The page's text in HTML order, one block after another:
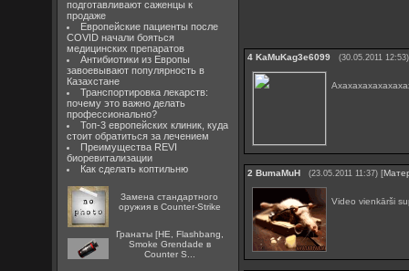
подготавливают саженцы к
продаже
Европейские пациенты после
COVID начали бояться
медицинских препаратов
Антибиотики из Европы
завоевывают популярность в
Казахстане
Транспортировка лекарств:
почему это важно делать
профессионально?
Топ-3 европейских клиник, куда
стоит обратиться за лечением
Преимущества REVI
биоревитализации
Как сделать коптильню
Замена стандартного
оружия в Counter-Strike
Гранаты [HE, Flashbang,
Smoke Grendade в
Counter S...
4 KaMuKag3e6099 (30.05.2011 12:53)
2 BumaMuH (23.05.2011 11:37) [
Video vienkārši